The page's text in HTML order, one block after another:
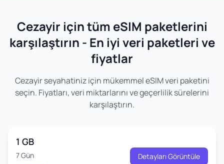
Cezayir için tüm eSIM paketlerini
karşılaştırın - En iyi veri paketleri ve
fiyatlar
Cezayir seyahatiniz için mükemmel eSIM veri paketini
seçin. Fiyatları, veri miktarlarını ve geçerlilik sürelerini
karşılaştırın.
1 GB
7 Gün Detayları Görüntüle